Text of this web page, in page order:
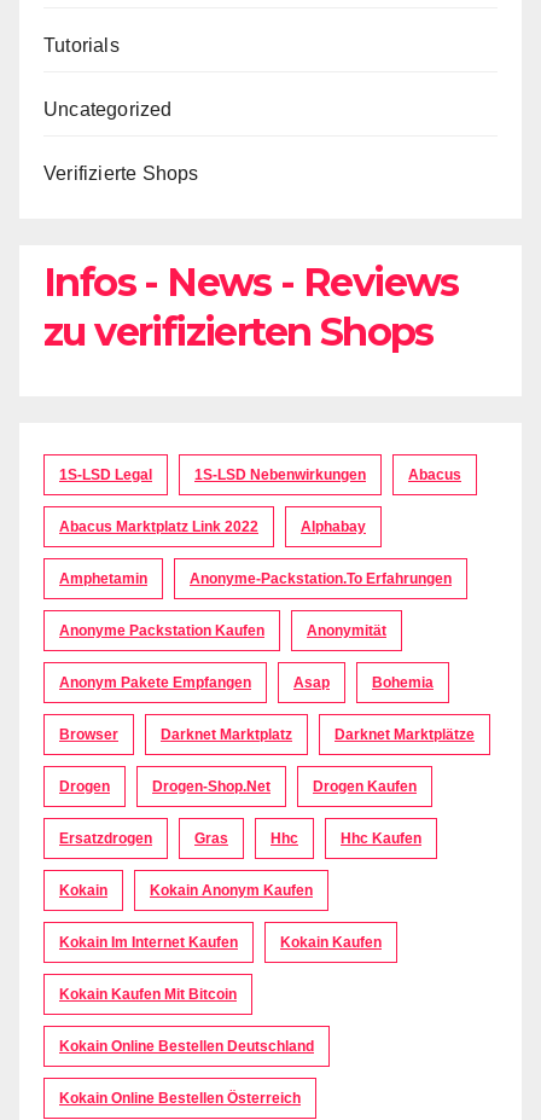
Tutorials
Uncategorized
Verifizierte Shops
Infos - News - Reviews
zu verifizierten Shops
1S-LSD Legal 1S-LSD Nebenwirkungen Abacus
Abacus Marktplatz Link 2022 Alphabay
Amphetamin Anonyme-Packstation.to Erfahrungen
Anonyme Packstation Kaufen Anonymität
Anonym Pakete Empfangen Asap Bohemia
Browser Darknet Marktplatz Darknet Marktplätze
Drogen Drogen-Shop.net Drogen Kaufen
Ersatzdrogen Gras Hhc Hhc Kaufen
Kokain Kokain Anonym Kaufen
Kokain Im Internet Kaufen Kokain Kaufen
Kokain Kaufen Mit Bitcoin
Kokain Online Bestellen Deutschland
Kokain Online Bestellen Österreich